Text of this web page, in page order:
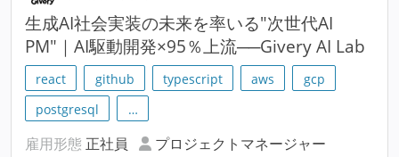
生成AI社会実装の未来を率いる"次世代AI
PM"｜AI駆動開発×95％上流──Givery AI Lab
react github typescript aws
gcp
postgresql
…
雇用形態 正社員
プロジェクトマネージャー